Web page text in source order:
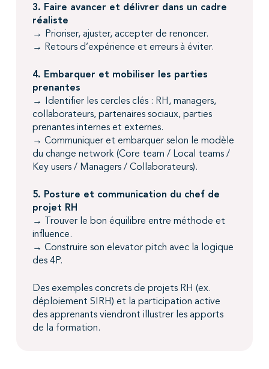
3. Faire avancer et délivrer dans un cadre
réaliste
→ Prioriser, ajuster, accepter de renoncer.
→ Retours d’expérience et erreurs à éviter.
4. Embarquer et mobiliser les parties
prenantes
→ Identifier les cercles clés : RH, managers,
collaborateurs, partenaires sociaux, parties
prenantes internes et externes.
→ Communiquer et embarquer selon le modèle
du change network (Core team / Local teams /
Key users / Managers / Collaborateurs).
5. Posture et communication du chef de
projet RH
→
Trouver le bon équilibre entre méthode et
influence.
→ Construire son elevator pitch avec la logique
des 4P.
Des exemples concrets de projets RH (ex.
déploiement SIRH) et la participation active
des apprenants viendront illustrer les apports
de la formation.